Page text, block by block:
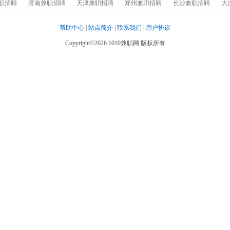
招聘 济南兼职招聘 天津兼职招聘 郑州兼职招聘 长沙兼职招聘 大
帮助中心 站点简介 联系我们 用户协议
Copyright©2026 1010兼职网 版权所有